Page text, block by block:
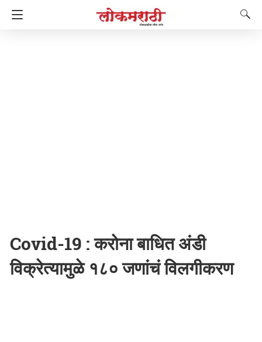
Covid-19 : करोना बाधित अंडी
विक्रेत्यामुळे १८० जणांचं विलगीकरण